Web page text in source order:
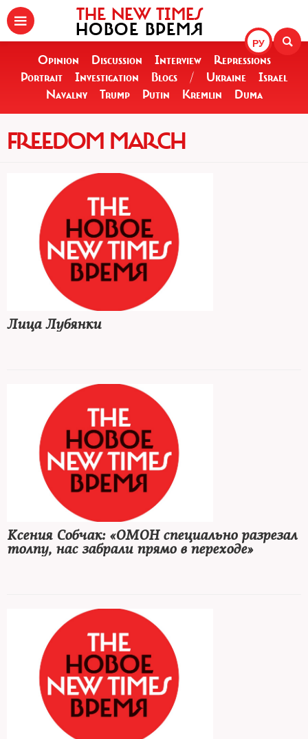
РУ
THE NEW TIMES
НОВОЕ ВРЕМЯ
Opinion Discussion Interview
Repressions
Portrait
Investigation Blogs / Ukraine
Israel
Navalny
Trump Putin Kremlin Duma
FREEDOM MARCH
Лица Лубянки
Ксения Собчак: «ОМОН специально разрезал
толпу, нас забрали прямо в переходе»